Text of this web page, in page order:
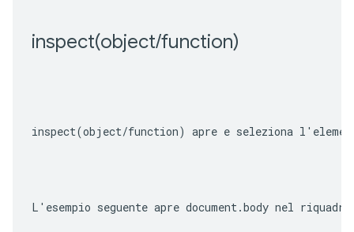
inspect(object/function)
inspect(object/function) apre e seleziona
L'esempio seguente apre document.body nel